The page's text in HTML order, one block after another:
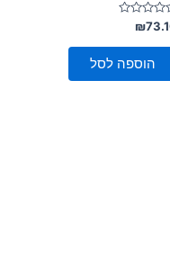
₪
הוספה לסל